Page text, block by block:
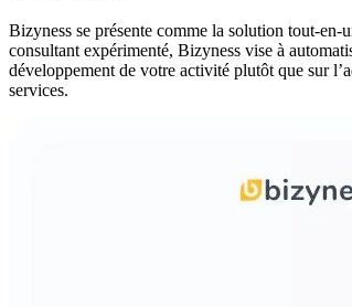
Bizyness se présente comme la solution tout-
consultant expérimenté, Bizyness vise à
développement de votre activité plutôt que sur
services.